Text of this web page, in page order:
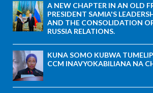
A NEW CHAPTER IN AN OLD
PRESIDENT SAMIA'S
AND THE CONSOLIDATION
RUSSIA RELATIONS.
KUNA SOMO KUBWA
CCM INAVYOKABILIANA NA